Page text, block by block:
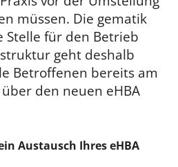
müssen. Die gematik
Stelle für den Betrieb
geht deshalb
Betroffenen bereits am
den neuen eHBA
Austausch Ihres eHBA